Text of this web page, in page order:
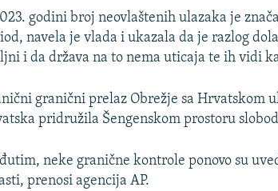
godini broj neovlaštenih ulazaka je
navela je vlada i ukazala da je razlog
i da država na to nema uticaja te ih vidi
granični prelaz Obrežje sa Hrvatskom
pridružila Šengenskom prostoru
neke granične kontrole ponovo su
prenosi agencija AP.